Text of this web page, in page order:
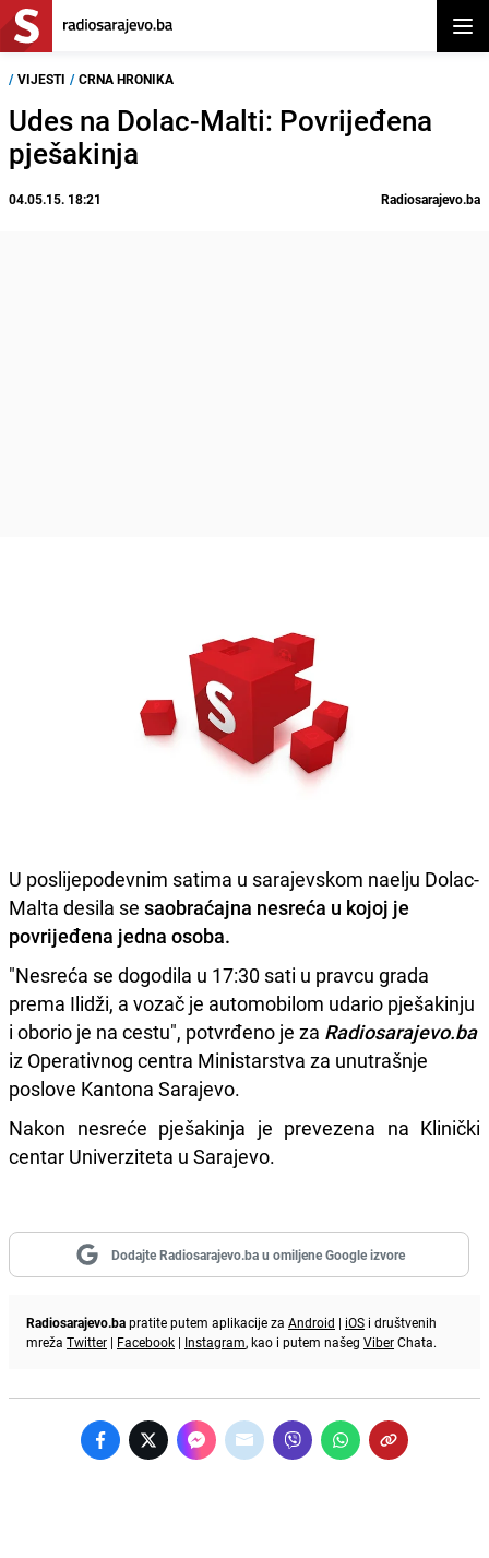
/ VIJESTI / CRNA HRONIKA
Udes na Dolac-Malti: Povrijeđena
pješakinja
04.05.15. 18:21 Radiosarajevo.ba
U poslijepodevnim satima u sarajevskom naelju Dolac-
Malta desila se saobraćajna nesreća u kojoj je
povrijeđena jedna osoba.
"Nesreća se dogodila u 17:30 sati u pravcu grada
prema Ilidži, a vozač je automobilom udario pješakinju
i oborio je na cestu", potvrđeno je za Radiosarajevo.ba
iz Operativnog centra Ministarstva za unutrašnje
poslove Kantona Sarajevo.
Nakon nesreće pješakinja je prevezena na Klinički
centar Univerziteta u Sarajevo.
Dodajte Radiosarajevo.ba u omiljene Google izvore
Radiosarajevo.bapratite putem aplikacije za Android | iOS i društvenih
mreža Twitter | Facebook | Instagram, kao i putem našeg ViberChata.